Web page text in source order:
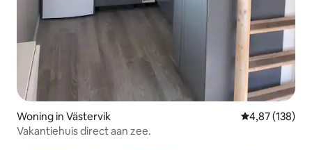
Woning in Västervik Gemiddelde
4,87 (138)
Vakantiehuis direct aan zee.